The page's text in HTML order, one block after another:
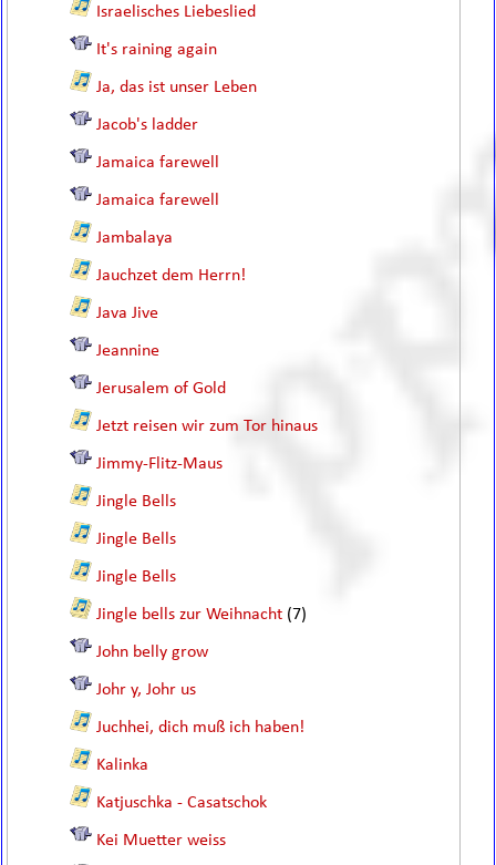
Israelisches Liebeslied
It's raining again
Ja, das ist unser Leben
Jacob's ladder
Jamaica farewell
Jamaica farewell
Jambalaya
Jauchzet dem Herrn!
Java Jive
Jeannine
Jerusalem of Gold
Jetzt reisen wir zum Tor hinaus
Jimmy-Flitz-Maus
Jingle Bells
Jingle Bells
Jingle Bells
Jingle bells zur Weihnacht (7)
John belly grow
Johr y, Johr us
Juchhei, dich muß ich haben!
Kalinka
Katjuschka - Casatschok
Kei Muetter weiss